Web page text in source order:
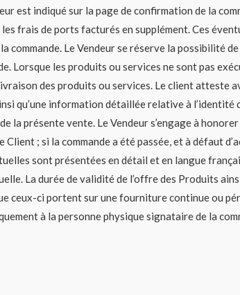
est indiqué sur la page de confirmation de la
frais de ports facturés en supplément. Ces
commande. Le Vendeur se réserve la possibilité
Lorsque les produits ou services ne sont pas
des produits ou services. Le client atteste
qu’une information détaillée relative à l’identité
présente vente. Le Vendeur s’engage à
; si la commande a été passée, et à défaut
sont présentées en détail et en langue
La durée de validité de l’offre des Produits
ceux-ci portent sur une fourniture continue ou
à la personne physique signataire de la